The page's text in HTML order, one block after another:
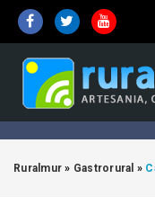
Ruralmur » Gastrorural »